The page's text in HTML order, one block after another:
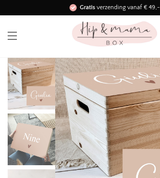
Gratisverzending vanaf € 49,-
Binnen 3 werkdagen in huis!